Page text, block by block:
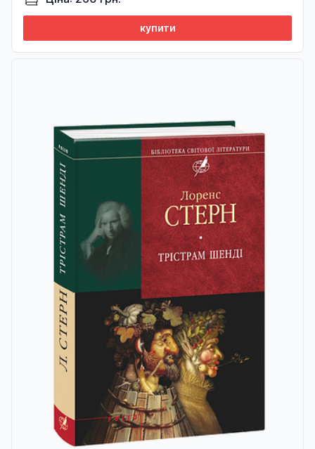
купити